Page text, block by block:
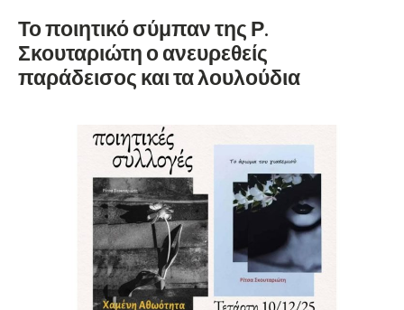
Το ποιητικό σύμπαν της Ρ.
Σκουταριώτη ο ανευρεθείς
παράδεισος και τα λουλούδια